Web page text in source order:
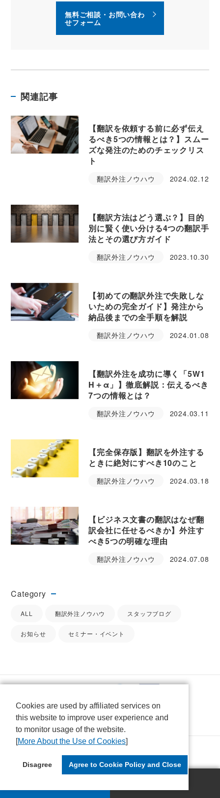
無料ご相談・お問い合わ
せフォーム
関連記事
【翻訳を依頼する前に必ず伝え
るべき5つの情報とは？】スムー
ズな発注のためのチェックリス
ト
翻訳外注ノウハウ 2024.02.12
【翻訳方法はどう選ぶ？】目的
別に賢く使い分ける4つの翻訳手
法とその選び方ガイド
翻訳外注ノウハウ 2023.10.30
【初めての翻訳外注で失敗しな
いための完全ガイド】発注から
納品後までの全手順を解説
翻訳外注ノウハウ 2024.01.08
【翻訳外注を成功に導く「5W1
H＋α」】徹底解説：伝えるべき
7つの情報とは？
翻訳外注ノウハウ 2024.03.11
【完全保存版】翻訳を外注する
ときに絶対にすべき10のこと
翻訳外注ノウハウ 2024.03.18
【ビジネス文書の翻訳はなぜ翻
訳会社に任せるべきか】外注す
べき5つの明確な理由
翻訳外注ノウハウ 2024.07.08
Category
ALL 翻訳外注ノウハウ スタッフブログ
お知らせ セミナー・イベント
Cookies are used by affiliated services on
this website to improve user experience and
to monitor usage of the website.
[More About the Use of Cookies]
Disagree Agree to Cookie Policy and Close